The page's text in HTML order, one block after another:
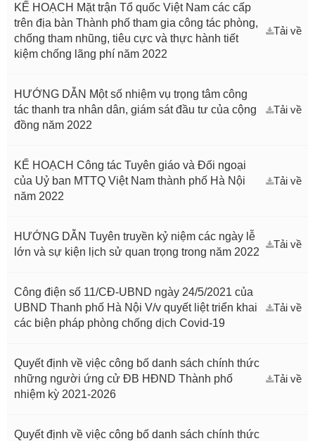
KẾ HOẠCH Mặt trận Tổ quốc Việt Nam các cấp
trên địa bàn Thành phố tham gia công tác phòng,
chống tham nhũng, tiêu cực và thực hành tiết
kiệm chống lãng phí năm 2022
Tải về
HƯỚNG DẪN Một số nhiệm vụ trọng tâm công
tác thanh tra nhân dân, giám sát đầu tư của cộng
đồng năm 2022
Tải về
KẾ HOẠCH Công tác Tuyên giáo và Đối ngoại
của Uỷ ban MTTQ Việt Nam thành phố Hà Nội
năm 2022
Tải về
HƯỚNG DẪN Tuyên truyền kỷ niệm các ngày lễ
lớn và sự kiện lịch sử quan trọng trong năm 2022
Tải về
Công điện số 11/CĐ-UBND ngày 24/5/2021 của
UBND Thanh phố Hà Nội V/v quyết liệt triển khai
các biện pháp phòng chống dịch Covid-19
Tải về
Quyết định về việc công bố danh sách chính thức
những người ứng cử ĐB HĐND Thành phố
nhiệm kỳ 2021-2026
Tải về
Quyết định về việc công bố danh sách chính thức